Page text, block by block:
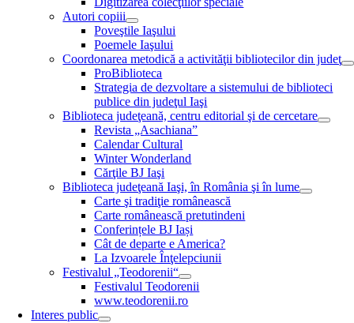
Autori copiii
Poveştile Iaşului
Poemele Iaşului
Coordonarea metodică a activităţii bibliotecilor din judeţ
ProBiblioteca
Strategia de dezvoltare a sistemului de biblioteci
publice din judeţul Iaşi
Biblioteca judeţeană, centru editorial şi de cercetare
Revista „Asachiana”
Calendar Cultural
Winter Wonderland
Cărţile BJ Iaşi
Biblioteca judeţeană Iaşi, în România şi în lume
Carte şi tradiţie românească
Carte românească pretutindeni
Conferințele BJ Iași
Cât de departe e America?
La Izvoarele Înţelepciunii
Festivalul „Teodorenii“
Festivalul Teodorenii
www.teodorenii.ro
Interes public